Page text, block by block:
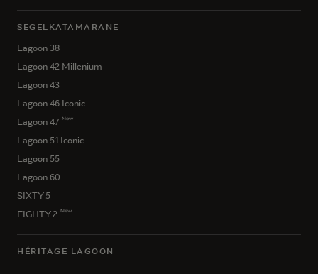
SEGELKATAMARANE
Lagoon 38
Lagoon 42 Millenium
Lagoon 43
Lagoon 46 Iconic
Lagoon 47 New
Lagoon 51 Iconic
Lagoon 55
Lagoon 60
SIXTY 5
EIGHTY 2 New
HÉRITAGE LAGOON